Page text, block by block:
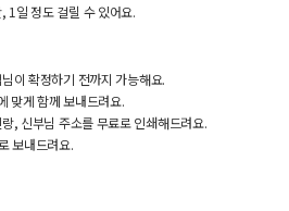
1일 정도 걸릴 수 있어요.
이 확정하기 전까지 가능해요.
맞게 함께 보내드려요.
, 신부님 주소를 무료로 인쇄해드려요.
보내드려요.